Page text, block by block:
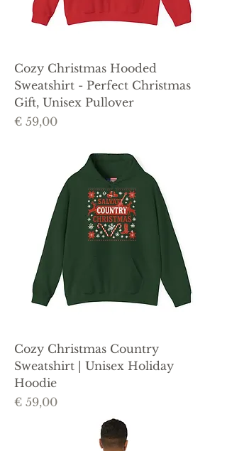
Cozy Christmas Hooded
Sweatshirt - Perfect Christmas
Gift, Unisex Pullover
Prijs
€ 59,00
Cozy Christmas Country
Sweatshirt | Unisex Holiday
Hoodie
Prijs
€ 59,00